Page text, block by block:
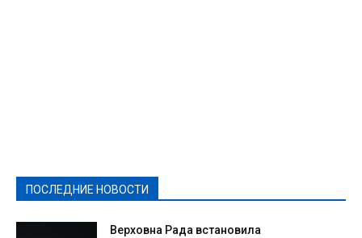
ПОСЛЕДНИЕ НОВОСТИ
Верховна Рада встановила